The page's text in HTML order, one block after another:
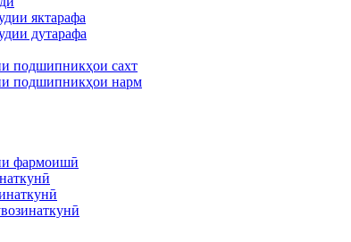
яктарафа
дутарафа
подшипникҳои сахт
подшипникҳои нарм
фармоишӣ